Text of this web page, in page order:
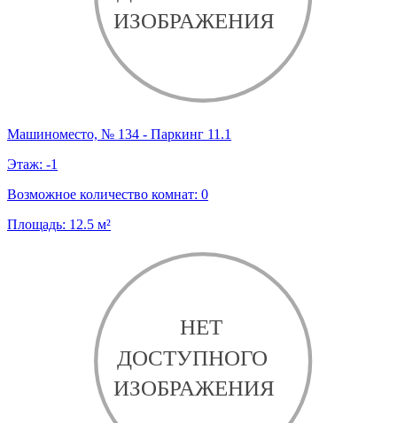
Машиноместо, № 134 - Паркинг 11.1
Этаж: -1
Возможное количество комнат: 0
Площадь: 12.5 м²